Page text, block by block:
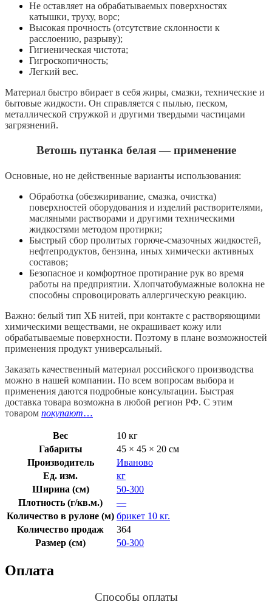
Не оставляет на обрабатываемых поверхностях
катышки, труху, ворс;
Высокая прочность (отсутствие склонности к
расслоению, разрыву);
Гигиеническая чистота;
Гигроскопичность;
Легкий вес.
Материал быстро вбирает в себя жиры, смазки, технические и
бытовые жидкости. Он справляется с пылью, песком,
металлической стружкой и другими твердыми частицами
загрязнений.
Ветошь путанка белая — применение
Основные, но не действенные варианты использования:
Обработка (обезжиривание, смазка, очистка)
поверхностей оборудования и изделий растворителями,
масляными растворами и другими техническими
жидкостями методом протирки;
Быстрый сбор пролитых горюче-смазочных жидкостей,
нефтепродуктов, бензина, иных химически активных
составов;
Безопасное и комфортное протирание рук во время
работы на предприятии. Хлопчатобумажные волокна не
способны спровоцировать аллергическую реакцию.
Важно: белый тип ХБ нитей, при контакте с растворяющими
химическими веществами, не окрашивает кожу или
обрабатываемые поверхности. Поэтому в плане возможностей
применения продукт универсальный.
Заказать качественный материал российского производства
можно в нашей компании. По всем вопросам выбора и
применения даются подробные консультации. Быстрая
доставка товара возможна в любой регион РФ. С этим
товаром покупают…
Вес
10 кг
Габариты
45 × 45 × 20 см
Производитель
Иваново
Ед. изм.
кг
Ширина (см)
50-300
Плотность (г/кв.м.)
—
Количество в рулоне (м) брикет 10 кг.
Количество продаж
364
Размер (см)
50-300
Оплата
Способы оплаты